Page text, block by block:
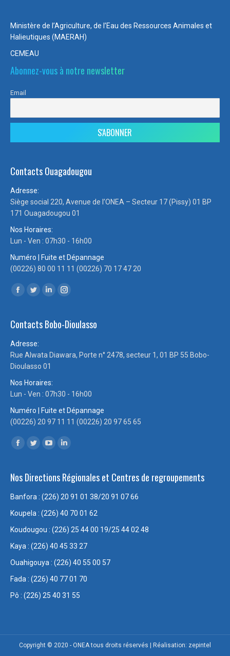
Ministère de l’Agriculture, de l’Eau des Ressources Animales et
Halieutiques (MAERAH)
CEMEAU
Abonnez-vous à notre newsletter
Email
Contacts Ouagadougou
Adresse:
Siège social 220, Avenue de l’ONEA – Secteur 17 (Pissy) 01 BP
171 Ouagadougou 01
Nos Horaires:
Lun - Ven : 07h30 - 16h00
Numéro | Fuite et Dépannage
(00226) 80 00 11 11 (00226) 70 17 47 20
Trouvez nous sur :
Facebook
opens
window
Twitter
opens
window
LinkedIn
opens
window
Instagram
opens
Contacts Bobo-Dioulasso
Adresse:
Rue Alwata Diawara, Porte n° 2478, secteur 1, 01 BP 55 Bobo-
Dioulasso 01
Nos Horaires:
Lun - Ven : 07h30 - 16h00
Numéro | Fuite et Dépannage
(00226) 20 97 11 11 (00226) 20 97 65 65
Trouvez nous sur :
Facebook
opens
window
Twitter
opens
new
window
YouTube
opens
new
window
LinkedIn
opens
window
Nos Directions Régionales et Centres de regroupements
Banfora : (226) 20 91 01 38/20 91 07 66
Koupela : (226) 40 70 01 62
Koudougou : (226) 25 44 00 19/25 44 02 48
Kaya : (226) 40 45 33 27
Ouahigouya : (226) 40 55 00 57
Fada : (226) 40 77 01 70
Pô : (226) 25 40 31 55
Copyright © 2020 - ONEA tous droits réservés | Réalisation: zepintel